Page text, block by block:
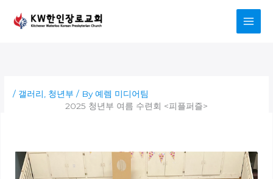
content
/ 갤러리, 청년부 / By예렘 미디어팀
2025 청년부 여름 수련회 <피플퍼즐>